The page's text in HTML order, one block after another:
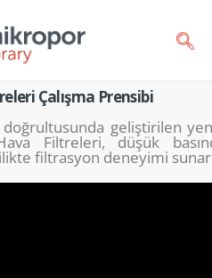
Çalışma Prensibi
geliştir­ilen
Filtreleri, düşük
filtrasyon deneyimi